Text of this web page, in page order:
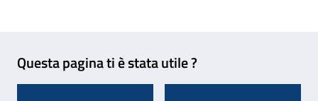
Questa pagina ti è stata utile ?